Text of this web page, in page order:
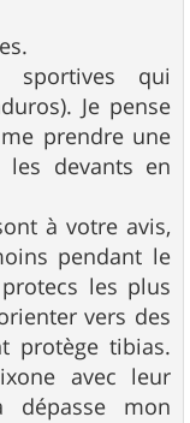
sportives qui
Je pense
prendre une
les devants en
à votre avis,
pendant le
les plus
vers des
protège tibias.
avec leur
dépasse mon